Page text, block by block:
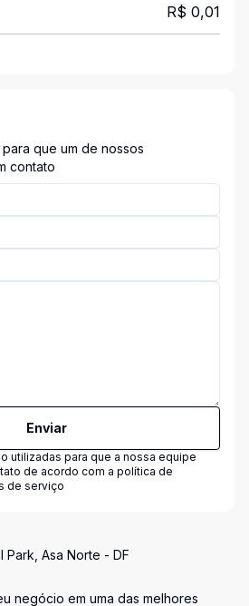
R$ 0,01
que um de nossos
contato
Enviar
utilizadas para que a nossa equipe
de acordo com a política de
de serviço
Park, Asa Norte - DF
negócio em uma das melhores